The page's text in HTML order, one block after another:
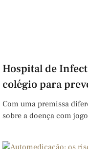
Hospital de
colégio para
Com uma premissa
sobre a doença com